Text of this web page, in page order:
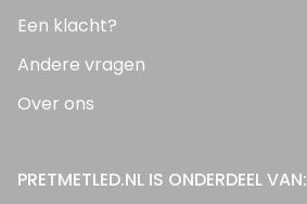
Een klacht?
Andere vragen
Over ons
PRETMETLED.NL IS ONDERDEEL VAN: